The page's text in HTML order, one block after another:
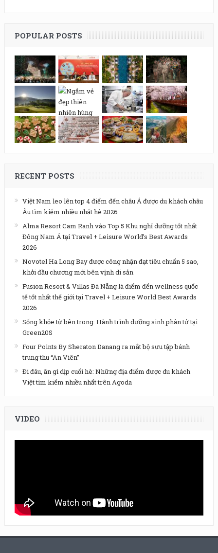
POPULAR POSTS
RECENT POSTS
Việt Nam leo lên top 4 điểm đến châu Á được du khách châu
Âu tìm kiếm nhiều nhất hè 2026
Alma Resort Cam Ranh vào Top 5 Khu nghỉ dưỡng tốt nhất
Đông Nam Á tại Travel + Leisure World’s Best Awards
2026
Novotel Ha Long Bay được công nhận đạt tiêu chuẩn 5 sao,
khởi đầu chương mới bên vịnh di sản
Fusion Resort & Villas Đà Nẵng là điểm đến wellness quốc
tế tốt nhất thế giới tại Travel + Leisure World Best Awards
2026
Sống khỏe từ bên trong: Hành trình dưỡng sinh phân tử tại
Green20S
Four Points By Sheraton Danang ra mắt bộ sưu tập bánh
trung thu “An Viên”
Đi đâu, ăn gì dịp cuối hè: Những địa điểm được du khách
Việt tìm kiếm nhiều nhất trên Agoda
VIDEO